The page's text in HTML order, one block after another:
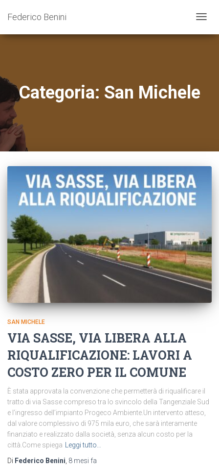
Federico Benini
Categoria: San Michele
SAN MICHELE
VIA SASSE, VIA LIBERA ALLA
RIQUALIFICAZIONE: LAVORI A
COSTO ZERO PER IL COMUNE
È stata approvata la convenzione che permetterà di riqualificare il
tratto di via Sasse compreso tra lo svincolo della Tangenziale Sud
e l’ingresso dell’impianto Progeco Ambiente.Un intervento atteso,
dal valore complessivo di 975 mila euro, che sarà interamente
finanziato e realizzato dalla società, senza alcun costo per la
città.Come spiega
Leggi tutto…
Di Federico Benini 8 mesi fa